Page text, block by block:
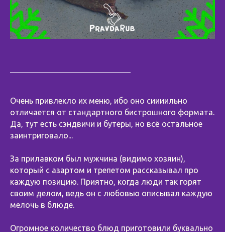
Очень привлекло их меню, ибо оно сиииильно
отличается от стандартного бистрошного формата.
Да, тут есть сэндвичи и бутеры, но всё остальное
заинтриговало...
За прилавком был мужчина (видимо хозяин),
который с азартом и трепетом рассказывал про
каждую позицию. Приятно, когда люди так горят
своим делом, ведь он с любовью описывал каждую
мелочь в блюде.
Огромное количество блюд приготовили буквально